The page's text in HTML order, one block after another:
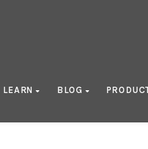
LEARN BLOG